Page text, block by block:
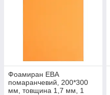
Фоамиран ЕВА
помаранчевий, 200*300
мм, товщина 1,7 мм, 1